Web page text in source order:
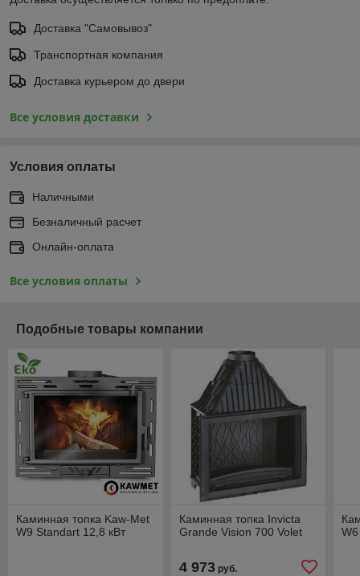
Доставка "Самовывоз"
Транспортная компания
Доставка курьером до двери
Все условия доставки
Условия оплаты
Наличными
Безналичный расчет
Онлайн-оплата
Все условия оплаты
Подобные товары компании
Каминная топка Kaw-Met
W9 Standart 12,8 кВт
Каминная топка Invicta
Grande Vision 700 Volet
4 973руб.